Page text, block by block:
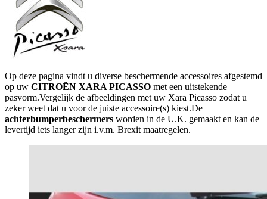
Op deze pagina vindt u diverse beschermende accessoires afgestemd
op uw CITROËN XARA PICASSO met een uitstekende
pasvorm.Vergelijk de afbeeldingen met uw Xara Picasso zodat u
zeker weet dat u voor de juiste accessoire(s) kiest.De
achterbumperbeschermers worden in de U.K. gemaakt en kan de
levertijd iets langer zijn i.v.m. Brexit maatregelen.